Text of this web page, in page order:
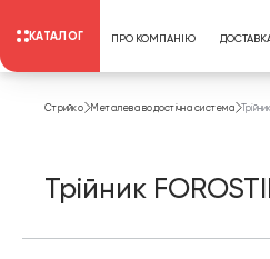
КАТАЛОГ ПРО КОМПАНІЮ
Стрийко Металева водостічна система
Трійник